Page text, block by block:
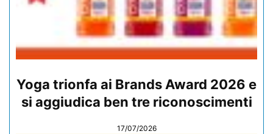
Yoga trionfa ai Brands Award 2026 e
si aggiudica ben tre riconoscimenti
17/07/2026